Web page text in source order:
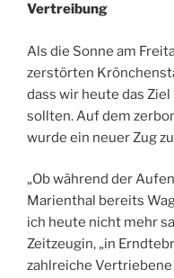
Vertreibung
Als die Sonne am
zerstörten
dass wir heute das
sollten. Auf dem
wurde ein neuer Zug
„Ob während der
Marienthal bereits
ich heute nicht mehr
Zeitzeugin, „in
zahlreiche